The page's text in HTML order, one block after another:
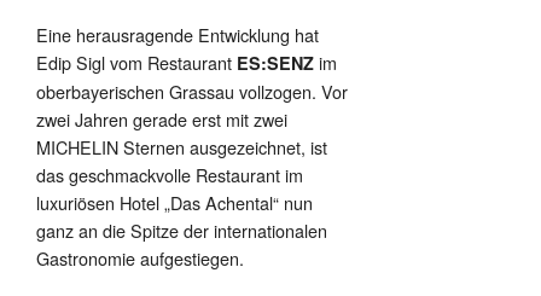
Eine herausragende Entwicklung hat
Edip Sigl vom Restaurant ES:SENZ im
oberbayerischen Grassau vollzogen. Vor
zwei Jahren gerade erst mit zwei
MICHELIN Sternen ausgezeichnet, ist
das geschmackvolle Restaurant im
luxuriösen Hotel „Das Achental“ nun
ganz an die Spitze der internationalen
Gastronomie aufgestiegen.